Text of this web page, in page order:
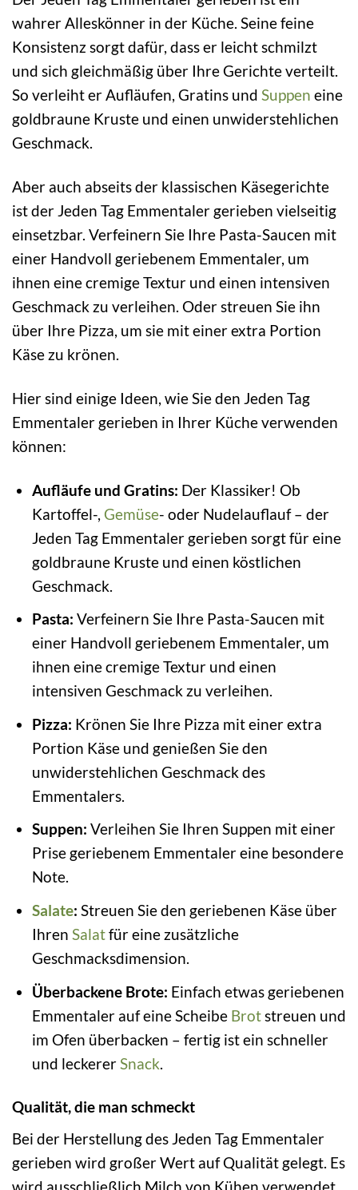
wahrer Alleskönner in der Küche. Seine feine
Konsistenz sorgt dafür, dass er leicht schmilzt
und sich gleichmäßig über Ihre Gerichte verteilt.
So verleiht er Aufläufen, Gratins und Suppen eine
goldbraune Kruste und einen unwiderstehlichen
Geschmack.
Aber auch abseits der klassischen Käsegerichte
ist der Jeden Tag Emmentaler gerieben vielseitig
einsetzbar. Verfeinern Sie Ihre Pasta-Saucen mit
einer Handvoll geriebenem Emmentaler, um
ihnen eine cremige Textur und einen intensiven
Geschmack zu verleihen. Oder streuen Sie ihn
über Ihre Pizza, um sie mit einer extra Portion
Käse zu krönen.
Hier sind einige Ideen, wie Sie den Jeden Tag
Emmentaler gerieben in Ihrer Küche verwenden
können:
Aufläufe und Gratins: Der Klassiker! Ob
Kartoffel-, Gemüse- oder Nudelauflauf – der
Jeden Tag Emmentaler gerieben sorgt für eine
goldbraune Kruste und einen köstlichen
Geschmack.
Pasta: Verfeinern Sie Ihre Pasta-Saucen mit
einer Handvoll geriebenem Emmentaler, um
ihnen eine cremige Textur und einen
intensiven Geschmack zu verleihen.
Pizza: Krönen Sie Ihre Pizza mit einer extra
Portion Käse und genießen Sie den
unwiderstehlichen Geschmack des
Emmentalers.
Suppen: Verleihen Sie Ihren Suppen mit einer
Prise geriebenem Emmentaler eine besondere
Note.
Salate: Streuen Sie den geriebenen Käse über
Ihren Salatfür eine zusätzliche
Geschmacksdimension.
Überbackene Brote: Einfach etwas geriebenen
Emmentaler auf eine Scheibe Brotstreuen und
im Ofen überbacken – fertig ist ein schneller
und leckerer Snack
Qualität, die man schmeckt
Bei der Herstellung des Jeden Tag Emmentaler
gerieben wird großer Wert auf Qualität gelegt. Es